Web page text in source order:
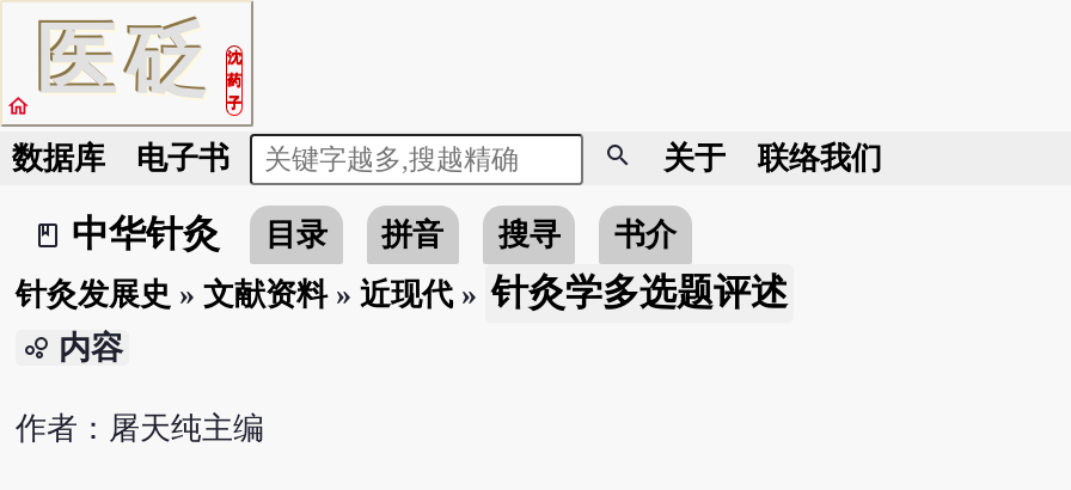
医砭
沈
药
子
home
数据库 电子书 search 关于 联络我们
book_2
中华针灸 目录 拼音 搜寻
书介
针灸发展史 » 文献资料» 近现代» 针灸学多选题评述
bubble_chart 内容
作者：屠天纯主编